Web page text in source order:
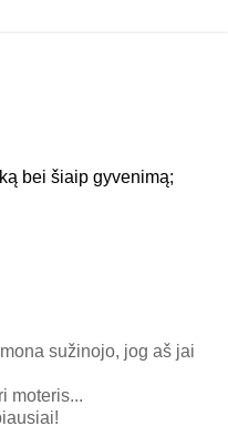
bei šiaip gyvenimą;
sužinojo, jog aš jai
moteris...